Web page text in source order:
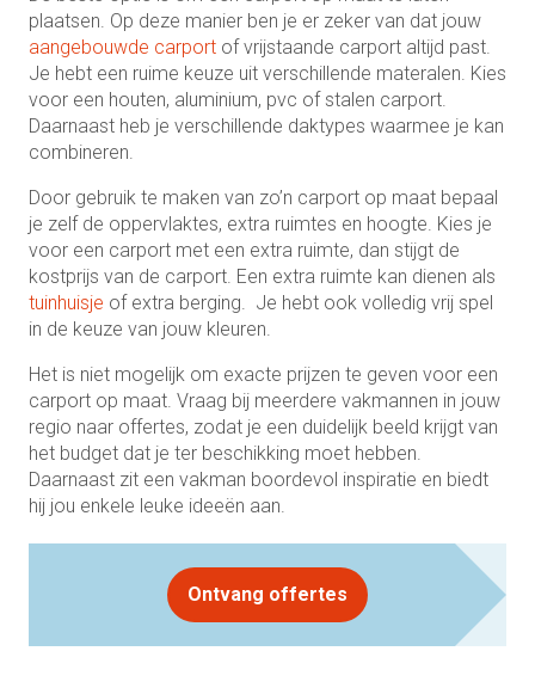
plaatsen. Op deze manier ben je er zeker van dat jouw
aangebouwde carport of vrijstaande carport altijd past.
Je hebt een ruime keuze uit verschillende materalen. Kies
voor een houten, aluminium, pvc of stalen carport.
Daarnaast heb je verschillende daktypes waarmee je kan
combineren.
Door gebruik te maken van zo’n carport op maat bepaal
je zelf de oppervlaktes, extra ruimtes en hoogte. Kies je
voor een carport met een extra ruimte, dan stijgt de
kostprijs van de carport. Een extra ruimte kan dienen als
tuinhuisje of extra berging. Je hebt ook volledig vrij spel
in de keuze van jouw kleuren.
Het is niet mogelijk om exacte prijzen te geven voor een
carport op maat. Vraag bij meerdere vakmannen in jouw
regio naar offertes, zodat je een duidelijk beeld krijgt van
het budget dat je ter beschikking moet hebben.
Daarnaast zit een vakman boordevol inspiratie en biedt
hij jou enkele leuke ideeën aan.
Ontvang offertes